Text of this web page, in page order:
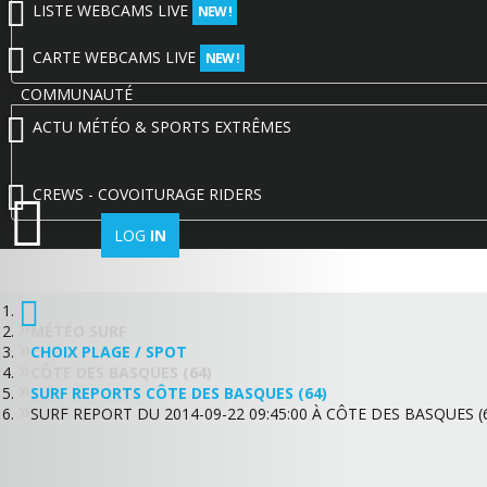
LISTE WEBCAMS LIVE NEW !
CARTE WEBCAMS LIVE NEW !
COMMUNAUTÉ
ACTU MÉTÉO & SPORTS EXTRÊMES
CREWS - COVOITURAGE RIDERS
LOG IN
MÉTÉO SURF
CHOIX PLAGE / SPOT
CÔTE DES BASQUES (64)
SURF REPORTS CÔTE DES BASQUES (64)
SURF REPORT DU 2014-09-22 09:45:00 À CÔTE DES BASQUES